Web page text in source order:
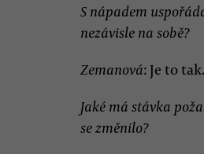
S nápadem
nezávisle na sobě?
Zemanová: Je to tak.
Jaké má stávka
se změnilo?